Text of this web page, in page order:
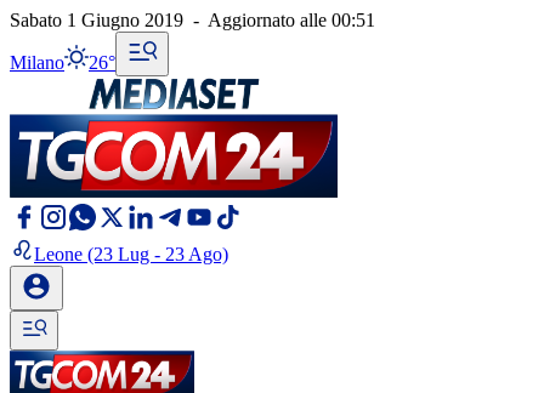
Sabato 1 Giugno 2019 - Aggiornato alle 00:51
Milano 26°
Leone (23 Lug - 23 Ago)